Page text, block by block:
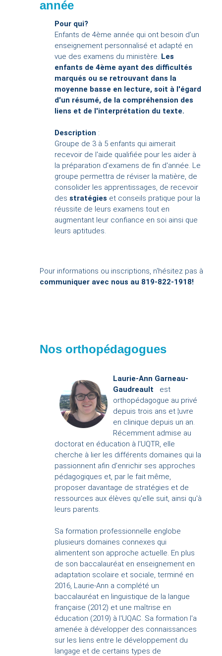
année
Pour qui?
Enfants de 4ème année qui ont besoin d'un
enseignement personnalisé et adapté en
vue des examens du ministère. Les
enfants de 4ème ayant des difficultés
marqués ou se retrouvant dans la
moyenne basse en lecture, soit à l'égard
d'un résumé, de la compréhension des
liens et de l'interprétation du texte.
Description :
Groupe de 3 à 5 enfants qui aimerait
recevoir de l'aide qualifiée pour les aider à
la préparation d'examens de fin d'année. Le
groupe permettra de réviser la matière, de
consolider les apprentissages, de recevoir
des stratégies et conseils pratique pour la
réussite de leurs examens tout en
augmentant leur confiance en soi ainsi que
leurs aptitudes.
Pour informations ou inscriptions, n'hésitez pas à
communiquer avec nous au 819-822-1918!
Nos orthopédagogues
Laurie-Ann Garneau-
Gaudreault
est
orthopédagogue au privé
depuis trois ans et ¦uvre
en clinique depuis un an.
Récemment admise au
doctorat en éducation à l'UQTR, elle
cherche à lier les différents domaines qui la
passionnent afin d'enrichir ses approches
pédagogiques et, par le fait même,
proposer davantage de stratégies et de
ressources aux élèves qu'elle suit, ainsi qu'à
leurs parents.
Sa formation professionnelle englobe
plusieurs domaines connexes qui
alimentent son approche actuelle. En plus
de son baccalauréat en enseignement en
adaptation scolaire et sociale, terminé en
2016, Laurie-Ann a complété un
baccalauréat en linguistique de la langue
française (2012) et une maîtrise en
éducation (2019) à l'UQAC. Sa formation l'a
amenée à développer des connaissances
sur les liens entre le développement du
langage et de certains types de